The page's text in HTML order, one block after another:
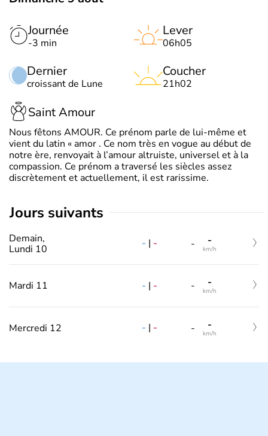
Journée
-3 min
Dernier
croissant de Lune
Lever
06h05
Coucher
21h02
Saint Amour
Nous fêtons AMOUR. Ce prénom parle de lui-même et
vient du latin « amor . Ce nom très en vogue au début de
notre ère, renvoyait à l’amour altruiste, universel et à la
compassion. Ce prénom a traversé les siècles assez
discrètement et actuellement, il est rarissime.
jours suivants
Demain,
Lundi 10
- | - - -
km/h
Mardi 11 - | - - -
km/h
Mercredi 12 - | - - -
km/h